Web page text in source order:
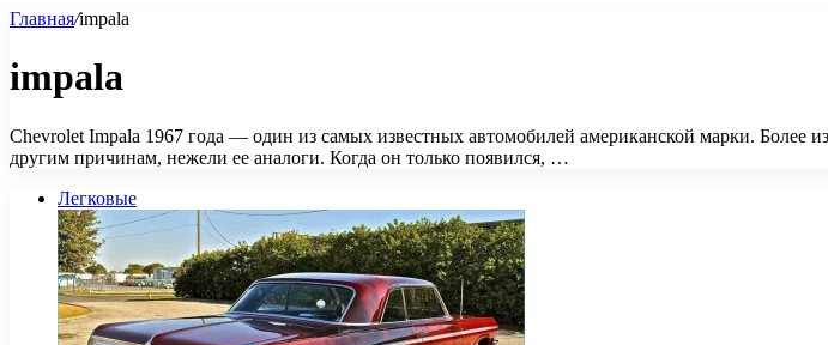
Главная/impala
impala
Chevrolet Impala 1967 года — один из самых известных автомобилей американской марки. Более
другим причинам, нежели ее аналоги. Когда он только появился, …
Легковые